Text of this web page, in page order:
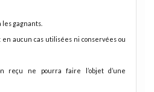
gagnants.
en aucun cas utilisées ni conservées ou
reçu ne pourra faire l’objet d’une